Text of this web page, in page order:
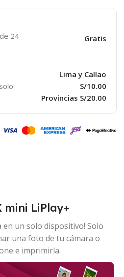
24
Gratis
Lima y Callao
S/10.00
Provincias S/20.00
mini LiPlay+
en un solo dispositivo! Solo
una foto de tu cámara o
e imprimirla.